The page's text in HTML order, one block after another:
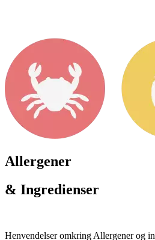
Allergener
& Ingredienser
Henvendelser omkring Allergener og